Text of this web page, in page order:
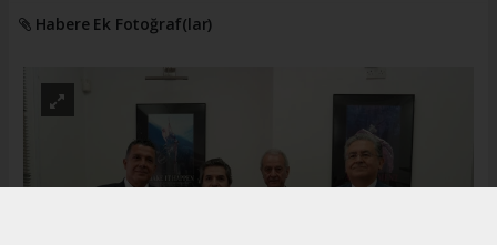
Habere Ek Fotoğraf(lar)